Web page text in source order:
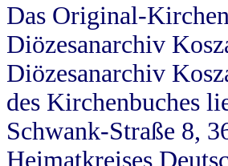
Das Original-
Diözesanarchiv
Diözesanarchiv
des Kirchenbuches
Schwank-Straße 8,
Heimatkreises